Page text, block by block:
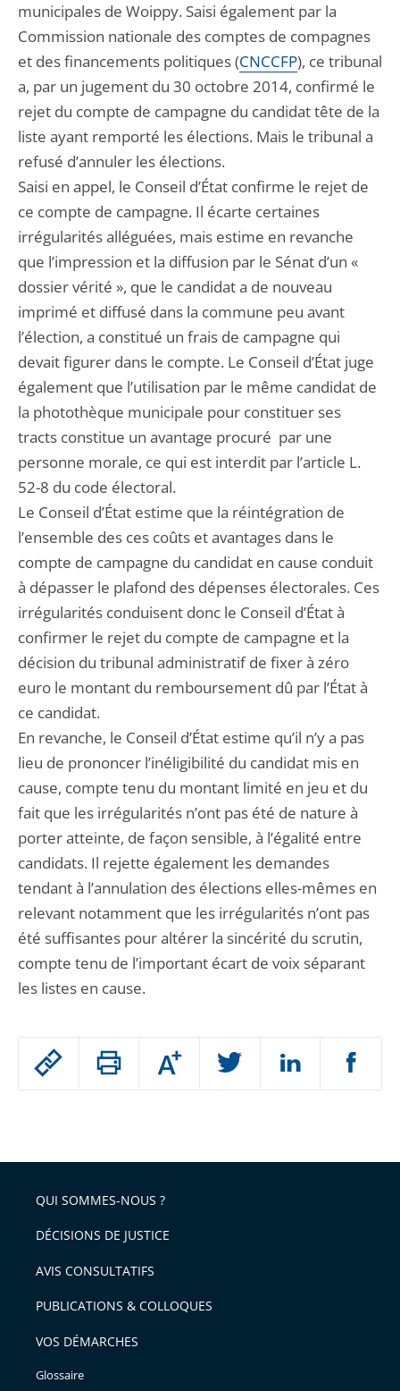
Passer
arriver
après
Augmenter
ou
l'article
pour
avant
municipales de Woippy. Saisi également par la
Commission nationale des comptes de compagnes
et des financements politiques (CNCCFP), ce tribunal
a, par un jugement du 30 octobre 2014, confirmé le
rejet du compte de campagne du candidat tête de la
liste ayant remporté les élections. Mais le tribunal a
refusé d’annuler les élections.
Saisi en appel, le Conseil d’État confirme le rejet de
ce compte de campagne. Il écarte certaines
irrégularités alléguées, mais estime en revanche
que l’impression et la diffusion par le Sénat d’un «
dossier vérité », que le candidat a de nouveau
imprimé et diffusé dans la commune peu avant
l’élection, a constitué un frais de campagne qui
devait figurer dans le compte. Le Conseil d’État juge
également que l’utilisation par le même candidat de
la photothèque municipale pour constituer ses
tracts constitue un avantage procuré par une
personne morale, ce qui est interdit par l’article L.
52-8 du code électoral.
Le Conseil d’État estime que la réintégration de
l’ensemble des ces coûts et avantages dans le
compte de campagne du candidat en cause conduit
à dépasser le plafond des dépenses électorales. Ces
irrégularités conduisent donc le Conseil d’État à
confirmer le rejet du compte de campagne et la
décision du tribunal administratif de fixer à zéro
euro le montant du remboursement dû par l’État à
ce candidat.
En revanche, le Conseil d’État estime qu’il n’y a pas
lieu de prononcer l’inéligibilité du candidat mis en
cause, compte tenu du montant limité en jeu et du
fait que les irrégularités n’ont pas été de nature à
porter atteinte, de façon sensible, à l’égalité entre
candidats. Il rejette également les demandes
tendant à l’annulation des élections elles-mêmes en
relevant notamment que les irrégularités n’ont pas
été suffisantes pour altérer la sincérité du scrutin,
compte tenu de l’important écart de voix séparant
les listes en cause.
QUI SOMMES-NOUS ?
DÉCISIONS DE JUSTICE
AVIS CONSULTATIFS
PUBLICATIONS & COLLOQUES
VOS DÉMARCHES
Glossaire